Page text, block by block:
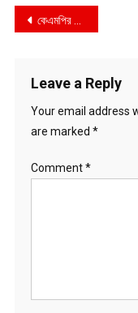
Post
কেএমপির মাদক বিরোধী অভিযানে ইয়াবা গাঁজা সহ ৪ জন গ্রেফতার
Leave a Reply
Your email address
are marked *
Comment*